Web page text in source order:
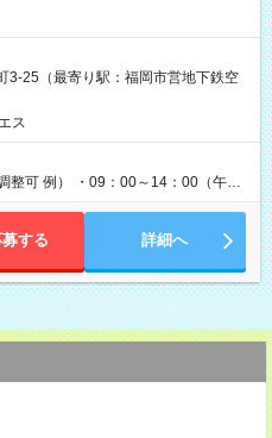
3-25（最寄り駅：福岡市営地下鉄空
ス
整可 例） ・09：00～14：00（午後
16：00（朝はゆっくりスタート）
調整します。 ◎今週は子供の行事
募する 詳細へ